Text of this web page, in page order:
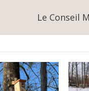
Le Conseil